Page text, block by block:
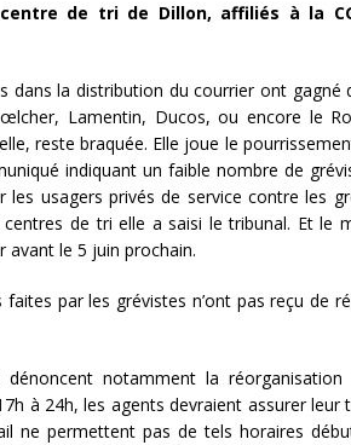
de tri de Dillon, affiliés à la
dans la distribution du courrier ont gagné
Lamentin, Ducos, ou encore le
reste braquée. Elle joue le
indiquant un faible nombre de
les usagers privés de service contre les
de tri elle a saisi le tribunal. Et le
avant le 5 juin prochain.
par les grévistes n’ont pas reçu de
notamment la réorganisation
à 24h, les agents devraient assurer leur
ne permettent pas de tels horaires